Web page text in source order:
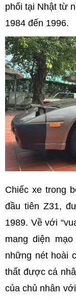
phối tại Nhật từ
1984 đến 1996.
Chiếc xe trong
đầu tiên Z31,
1989. Về với
mang diện
những nét hoài
thất được cá
của chủ nhân